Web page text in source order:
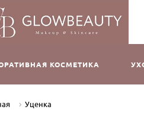
КОСМЕТИКА
Уценка